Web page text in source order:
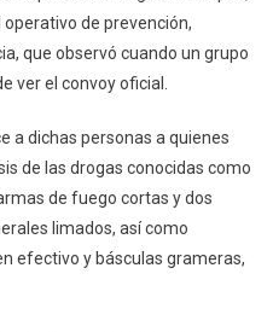
de prevención,
que observó cuando un grupo
ver el convoy oficial.
a dichas personas a quienes
de las drogas conocidas como
de fuego cortas y dos
limados, así como
efectivo y básculas grameras,